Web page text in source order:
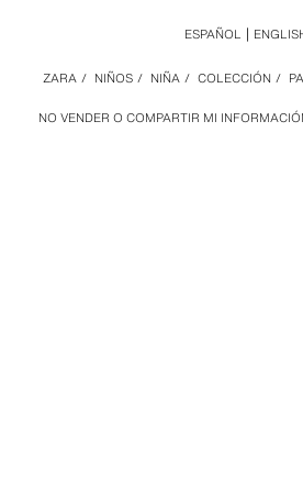
NO VENDER O COMPARTIR MI
ZARA / NIÑOS / NIÑA / COLECCIÓN /
ESPAÑOL